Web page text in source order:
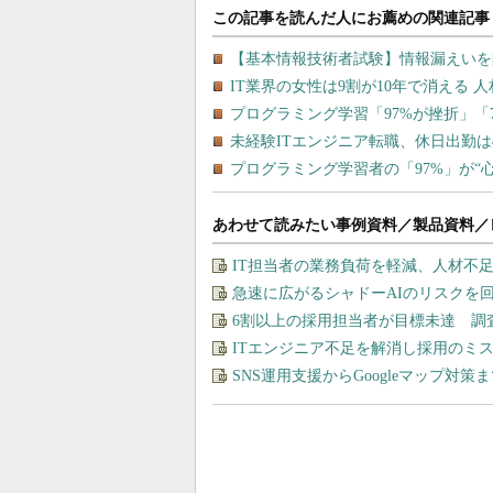
あわせて読みたい事例資料／製品資料
IT担当者の業務負荷を軽減、人材不
急速に広がるシャドーAIのリスクを
6割以上の採用担当者が目標未達 調
ITエンジニア不足を解消し採用のミ
SNS運用支援からGoogleマップ対策